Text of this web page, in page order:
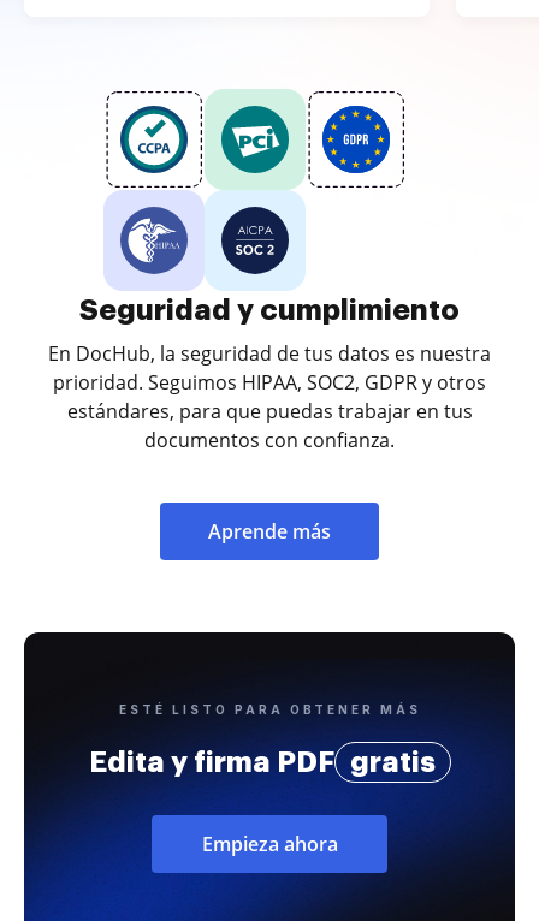
Seguridad y cumplimiento
En DocHub, la seguridad de tus datos es nuestra
prioridad. Seguimos HIPAA, SOC2, GDPR y otros
estándares, para que puedas trabajar en tus
documentos con confianza.
Aprende más
ESTÉ LISTO PARA OBTENER MÁS
Edita y firma PDF gratis
Empieza ahora